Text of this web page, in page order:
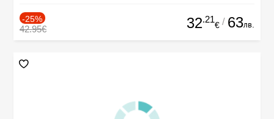
-25%
42.95€ 32.21
€ / 63лв.